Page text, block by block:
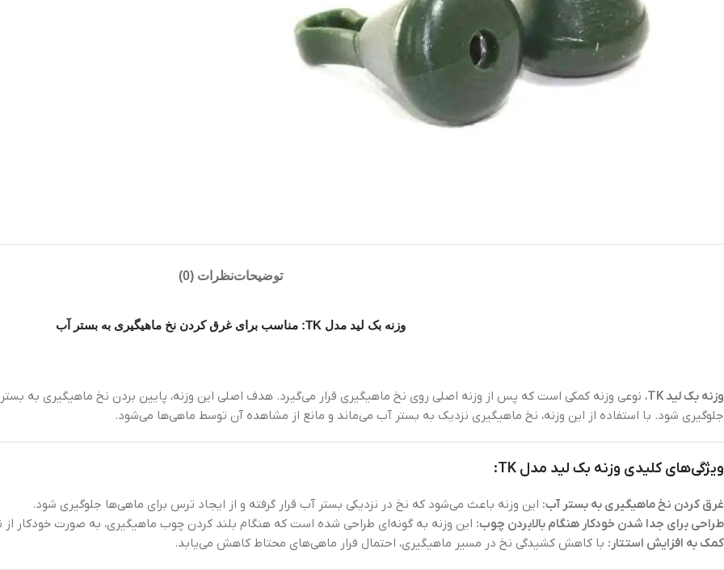
توضیحاتنظرات (0)
وزنه بک‌ لید مدل TK: مناسب برای غرق کردن نخ ماهیگیری به بستر آب
وزنه بک‌ لید TK
، نوعی وزنه کمکی است که پس از وزنه اصلی روی نخ ماهیگیری قرار می‌گیرد. هدف اصلی این وزنه، پایین بردن نخ ماهیگیری به
جلوگیری شود. با استفاده از این وزنه، نخ ماهیگیری نزدیک به بستر آب می‌ماند و مانع از مشاهده آن توسط ماهی‌ها می‌شود.
ویژگی‌های کلیدی وزنه بک‌ لید مدل TK:
غرق کردن نخ ماهیگیری به بستر آب: این وزنه باعث می‌شود که نخ در نزدیکی بستر آب قرار گرفته و از ایجاد ترس برای ماهی‌ها جلوگیری شود.
طراحی برای جدا شدن خودکار هنگام بالابردن چوب: این وزنه به گونه‌ای طراحی شده است که هنگام بلند کردن چوب ماهیگیری، به صورت خودکار از
کمک به افزایش استتار: با کاهش کشیدگی نخ در مسیر ماهیگیری، احتمال فرار ماهی‌های محتاط کاهش می‌یابد.